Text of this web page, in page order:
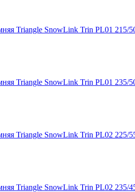
Triangle SnowLink Trin PL01 215/
Triangle SnowLink Trin PL01 235/
Triangle SnowLink Trin PL02 225/
Triangle SnowLink Trin PL02 235/